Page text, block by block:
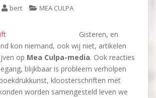
bert MEA CULPA
Gisteren, en
kon niemand, ook wij niet, artikelen
op Mea Culpa-media. Ook reacties
blijkbaar is probleem verholpen
kloosterschriften met
worden samengesteld leven we